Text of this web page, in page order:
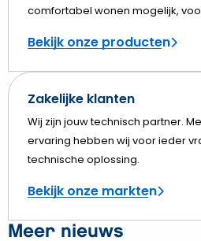
comfortabel wonen mogelijk,
Bekijk onze producten
Zakelijke klanten
Wij zijn jouw technisch partner.
ervaring hebben wij voor ieder
technische oplossing.
Bekijk onze markten
Meer nieuws